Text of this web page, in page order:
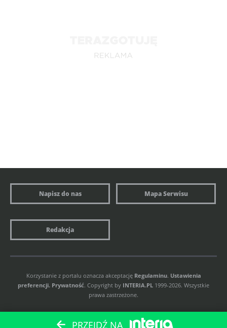
Napisz do nas Mapa Serwisu
Redakcja
Korzystanie z portalu oznacza akceptację Regulaminu. Ustawienia
preferencji. Prywatność. Copyright by INTERIA.PL 1999-2026. Wszystkie
prawa zastrzeżone.
PRZEJDŹ NA